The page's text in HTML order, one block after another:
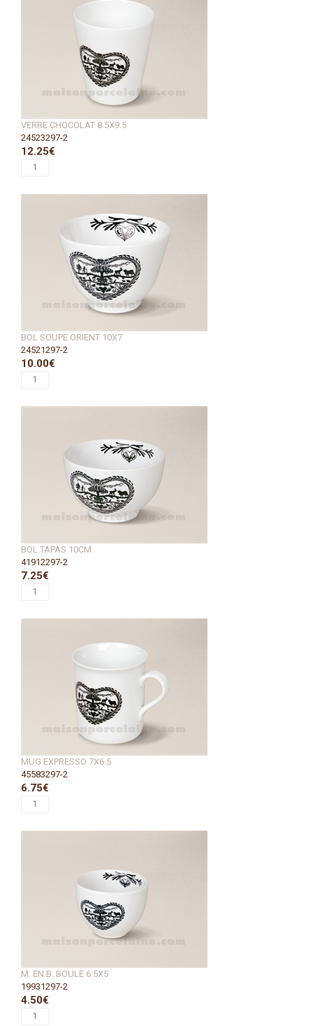
VERRE CHOCOLAT 8.5X9.5
24523297-2
12.25€
BOL SOUPE ORIENT 10X7
24521297-2
10.00€
BOL TAPAS 10CM
41912297-2
7.25€
MUG EXPRESSO 7X6.5
45583297-2
6.75€
M. EN B. BOULE 6.5X5
19931297-2
4.50€